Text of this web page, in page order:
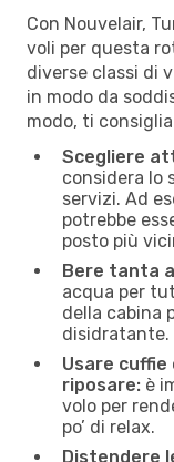
Con Nouvelair,
voli per questa
diverse classi di
in modo da
modo, ti
Scegliere
considera lo
servizi. Ad
potrebbe
posto più
Bere tanta
acqua per
della cabina
disidratante.
Usare
riposare: è
volo per
po’ di relax.
Distendere